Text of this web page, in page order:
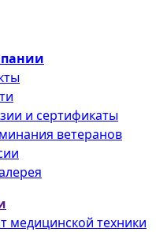
и сертификаты
ветеранов
медицинской техники